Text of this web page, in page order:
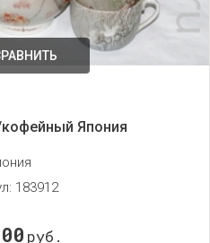
Япония
183912
руб.